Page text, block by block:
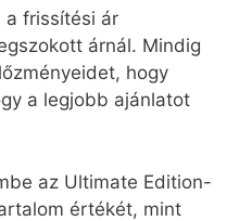
a frissítési ár
árnál. Mindig
hogy
a legjobb ajánlatot
az Ultimate Edition-
értékét, mint